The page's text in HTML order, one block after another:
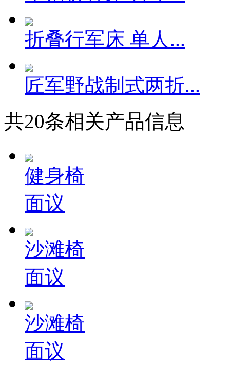
折叠行军床 单人...
匠军野战制式两折...
共20条相关产品信息
健身椅
面议
沙滩椅
面议
沙滩椅
面议